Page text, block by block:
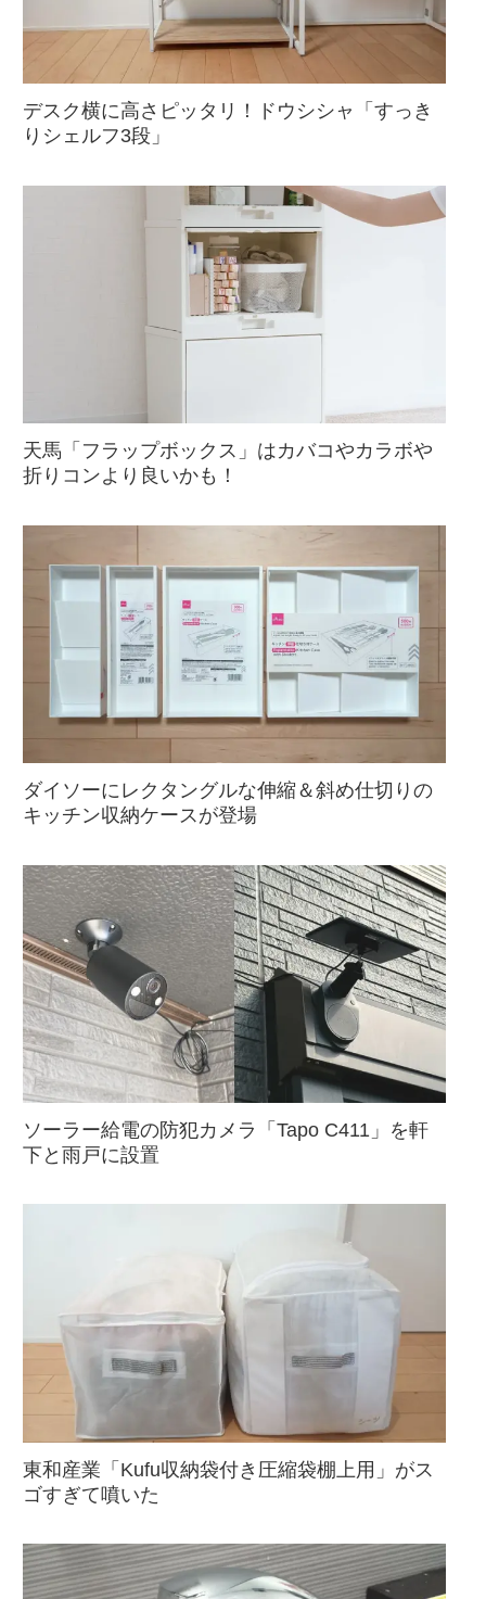
デスク横に高さピッタリ！ドウシシャ「すっき
りシェルフ3段」
天馬「フラップボックス」はカバコやカラボや
折りコンより良いかも！
ダイソーにレクタングルな伸縮＆斜め仕切りの
キッチン収納ケースが登場
ソーラー給電の防犯カメラ「Tapo C411」を軒
下と雨戸に設置
東和産業「Kufu収納袋付き圧縮袋棚上用」がス
ゴすぎて噴いた